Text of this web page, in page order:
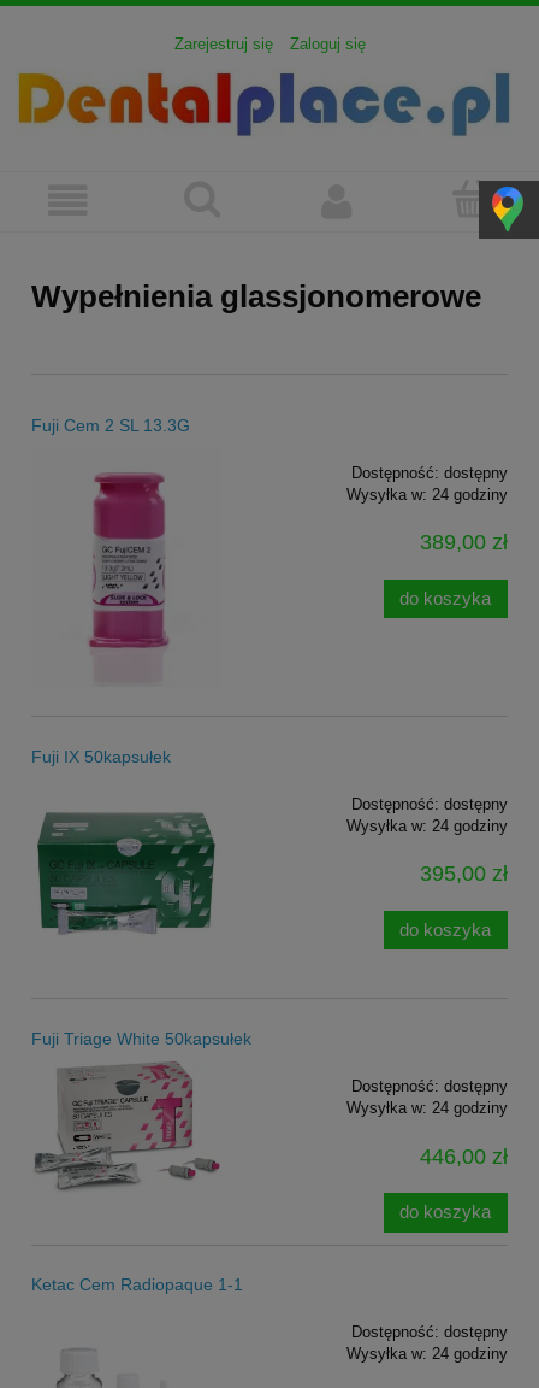
Zarejestruj się Zaloguj się
Wypełnienia glassjonomerowe
Fuji Cem 2 SL 13.3G
Dostępność: dostępny
Wysyłka w: 24 godziny
389,00 zł
do koszyka
Fuji IX 50kapsułek
Dostępność: dostępny
Wysyłka w: 24 godziny
395,00 zł
do koszyka
Fuji Triage White 50kapsułek
Dostępność: dostępny
Wysyłka w: 24 godziny
446,00 zł
do koszyka
Ketac Cem Radiopaque 1-1
Dostępność: dostępny
Wysyłka w: 24 godziny